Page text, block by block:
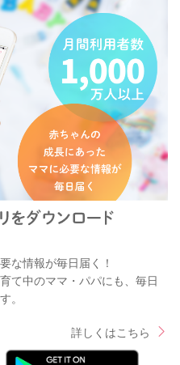
な情報が毎日届く！
て中のママ・パパにも、毎日
。
詳しくはこちら